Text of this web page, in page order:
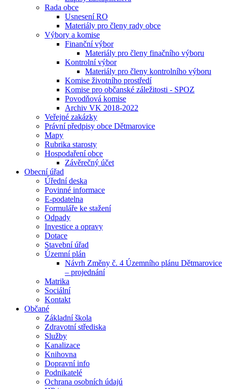
Rada obce
Usnesení RO
Materiály pro členy rady obce
Výbory a komise
Finanční výbor
Materiály pro členy finačního výboru
Kontrolní výbor
Materiály pro členy kontrolního výboru
Komise životního prostředí
Komise pro občanské záležitosti - SPOZ
Povodňová komise
Archiv VK 2018-2022
Veřejné zakázky
Právní předpisy obce Dětmarovice
Mapy
Rubrika starosty
Hospodaření obce
Závěrečný účet
Obecní úřad
Úřední deska
Povinné informace
E-podatelna
Formuláře ke stažení
Odpady
Investice a opravy
Dotace
Stavební úřad
Územní plán
Návrh Změny č. 4 Územního plánu Dětmarovice
– projednání
Matrika
Sociální
Kontakt
Občané
Základní škola
Zdravotní střediska
Služby
Kanalizace
Knihovna
Dopravní info
Podnikatelé
Ochrana osobních údajú